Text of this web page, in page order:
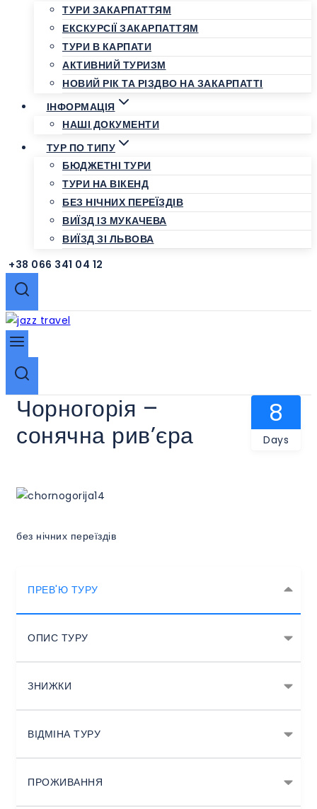
ТУРИ ЗАКАРПАТТЯМ
ЕКСКУРСІЇ ЗАКАРПАТТЯМ
ТУРИ В КАРПАТИ
АКТИВНИЙ ТУРИЗМ
НОВИЙ РІК ТА РІЗДВО НА ЗАКАРПАТТІ
ІНФОРМАЦІЯ
НАШІ ДОКУМЕНТИ
ТУР ПО ТИПУ
БЮДЖЕТНІ ТУРИ
ТУРИ НА ВІКЕНД
БЕЗ НІЧНИХ ПЕРЕЇЗДІВ
ВИЇЗД ІЗ МУКАЧЕВА
ВИЇЗД ЗІ ЛЬВОВА
+38 066 341 04 12
Чорногорія –
сонячна рив’єра
8
Days
без нічних переїздів
ПРЕВ'Ю ТУРУ
ОПИС ТУРУ
ЗНИЖКИ
ВІДМІНА ТУРУ
ПРОЖИВАННЯ